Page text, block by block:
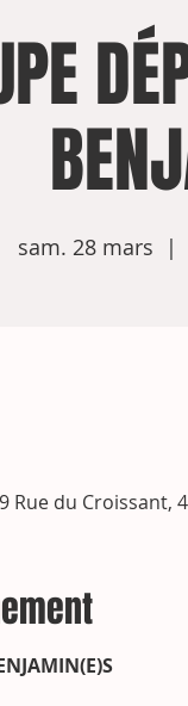
sam. 28 mars
  |
Rue du Croissant,